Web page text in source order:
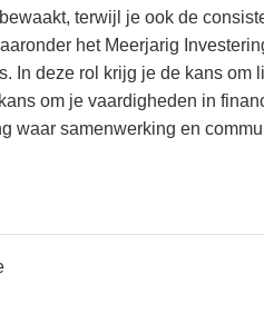
terwijl je ook de
het Meerjarig
In deze rol krijg je de kans om
om je vaardigheden in
waar samenwerking en